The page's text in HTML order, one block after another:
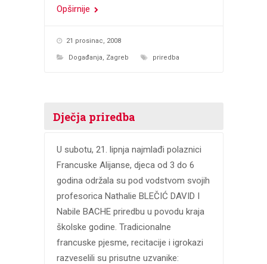
Opširnije
21 prosinac, 2008
Događanja, Zagreb priredba
Dječja priredba
U subotu, 21. lipnja najmlađi polaznici
Francuske Alijanse, djeca od 3 do 6
godina održala su pod vodstvom svojih
profesorica Nathalie BLEČIĆ DAVID I
Nabile BACHE priredbu u povodu kraja
školske godine. Tradicionalne
francuske pjesme, recitacije i igrokazi
razveselili su prisutne uzvanike: